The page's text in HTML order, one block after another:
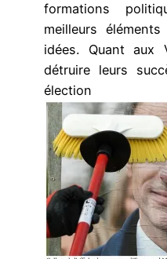
formations
meilleurs
idées. Quant
détruire leurs
élection